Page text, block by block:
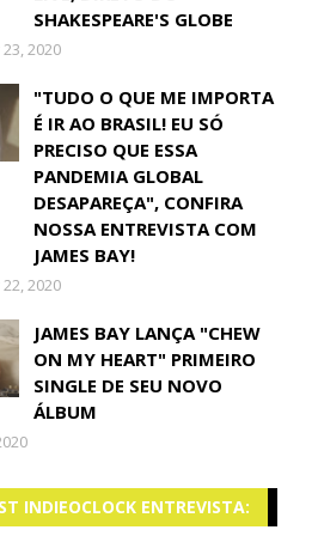
SHAKESPEARE'S GLOBE
2020
"TUDO O QUE ME IMPORTA
É IR AO BRASIL! EU SÓ
PRECISO QUE ESSA
PANDEMIA GLOBAL
DESAPAREÇA", CONFIRA
NOSSA ENTREVISTA COM
JAMES BAY!
2020
JAMES BAY LANÇA "CHEW
ON MY HEART" PRIMEIRO
SINGLE DE SEU NOVO
ÁLBUM
INDIEOCLOCK ENTREVISTA: